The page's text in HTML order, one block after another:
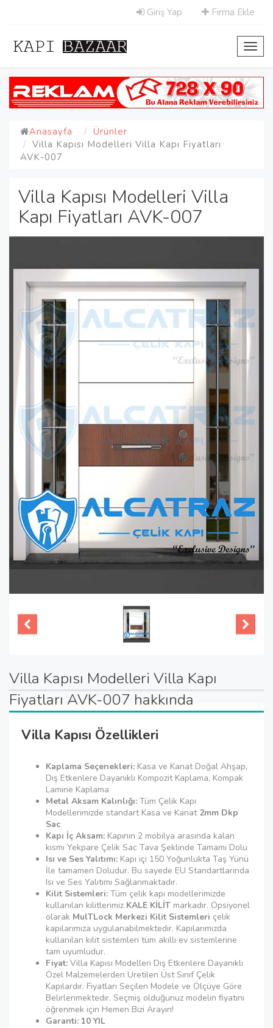
Giriş Yap Firma Ekle
Anasayfa
Ürünler
Villa Kapısı Modelleri Villa Kapı Fiyatları
AVK-007
Villa Kapısı Modelleri Villa
Kapı Fiyatları AVK-007
Villa Kapısı Modelleri Villa Kapı
Fiyatları AVK-007 hakkında
Villa Kapısı Özellikleri
Kaplama Seçenekleri: Kasa ve Kanat Doğal Ahşap,
Dış Etkenlere Dayanıklı Kompozit Kaplama, Kompak
Lamine Kaplama
Metal Aksam Kalınlığı: Tüm Çelik Kapı
Modellerimizde standart Kasa ve Kanat 2mm Dkp
Sac
Kapı İç Aksam: Kapının 2 mobilya arasında kalan
kısmı Yekpare Çelik Sac Tava Şeklinde Tamamı Dolu
Isı ve Ses Yalıtımı: Kapı içi 150 Yoğunlukta Taş Yünü
İle tamamen Doludur. Bu sayede EU Standartlarında
Isı ve Ses Yalıtımı Sağlanmaktadır.
Kilit Sistemleri: Tüm çelik kapı modellerimizde
kullanılan kilitlerimiz KALE KİLİT markadır. Opsiyonel
olarak MulTLock Merkezi Kilit Sistemleri çelik
kapılarımıza uygulanabilmektedir. Kapılarımızda
kullanılan kilit sistemleri tüm akıllı ev sistemlerine
tam uyumludur.
Fiyat: Villa Kapısı Modelleri Dış Etkenlere Dayanıklı
Özel Malzemelerden Üretilen Üst Sınıf Çelik
Kapılardır. Fiyatları Seçilen Modele ve Ölçüye Göre
Belirlenmektedir. Seçmiş olduğunuz modelin fiyatını
öğrenmek için Hemen Bizi Arayın!
Garanti: 10 YIL